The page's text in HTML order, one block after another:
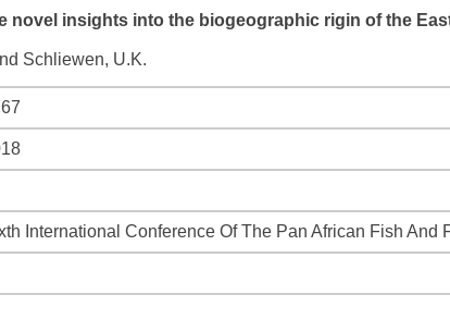
novel insights into the biogeographic rigin of the
Schliewen, U.K.
International Conference Of The Pan African Fish And